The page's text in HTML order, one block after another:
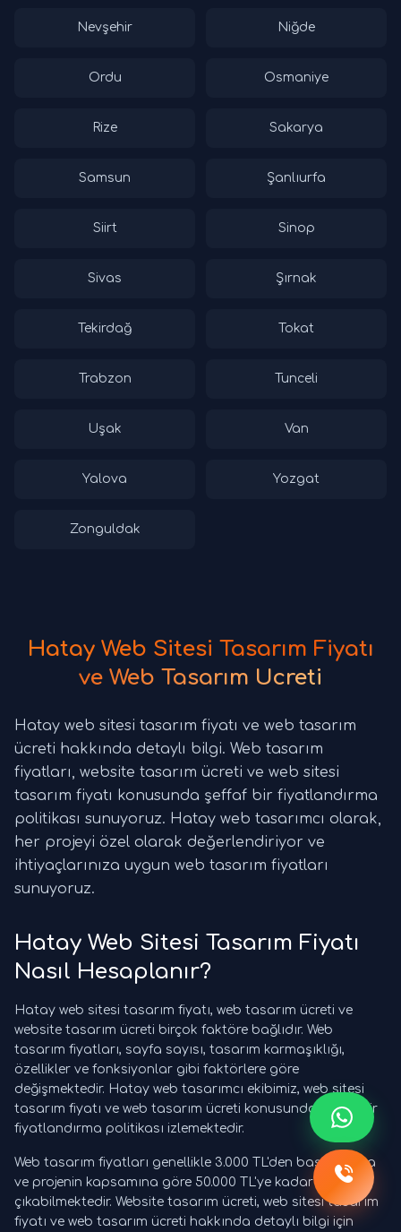
Nevşehir Niğde
Ordu Osmaniye
Rize Sakarya
Samsun Şanlıurfa
Siirt Sinop
Sivas Şırnak
Tekirdağ Tokat
Trabzon Tunceli
Uşak Van
Yalova Yozgat
Zonguldak
Hatay Web Sitesi Tasarım Fiyatı
ve Web Tasarım Ücreti
Hatay web sitesi tasarım fiyatı ve web tasarım
ücreti hakkında detaylı bilgi. Web tasarım
fiyatları, website tasarım ücreti ve web sitesi
tasarım fiyatı konusunda şeffaf bir fiyatlandırma
politikası sunuyoruz. Hatay web tasarımcı olarak,
her projeyi özel olarak değerlendiriyor ve
ihtiyaçlarınıza uygun web tasarım fiyatları
sunuyoruz.
Hatay Web Sitesi Tasarım Fiyatı
Nasıl Hesaplanır?
Hatay web sitesi tasarım fiyatı, web tasarım ücreti ve
website tasarım ücreti birçok faktöre bağlıdır. Web
tasarım fiyatları, sayfa sayısı, tasarım karmaşıklığı,
özellikler ve fonksiyonlar gibi faktörlere göre
değişmektedir. Hatay web tasarımcı ekibimiz, web sitesi
tasarım fiyatı ve web tasarım ücreti konusunda şeffaf bir
fiyatlandırma politikası izlemektedir.
Web tasarım fiyatları genellikle 3.000 TL'den başlamakta
ve projenin kapsamına göre 50.000 TL'ye kadar
çıkabilmektedir. Website tasarım ücreti, web sitesi tasarım
fiyatı ve web tasarım ücreti hakkında detaylı bilgi için